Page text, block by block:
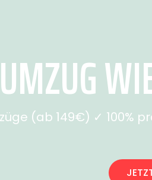
UMZUG
(ab 149€) ✓ 100%